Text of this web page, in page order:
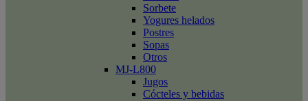
Sorbete
Yogures helados
Postres
Sopas
Otros
MJ-L800
Jugos
Cócteles y bebidas